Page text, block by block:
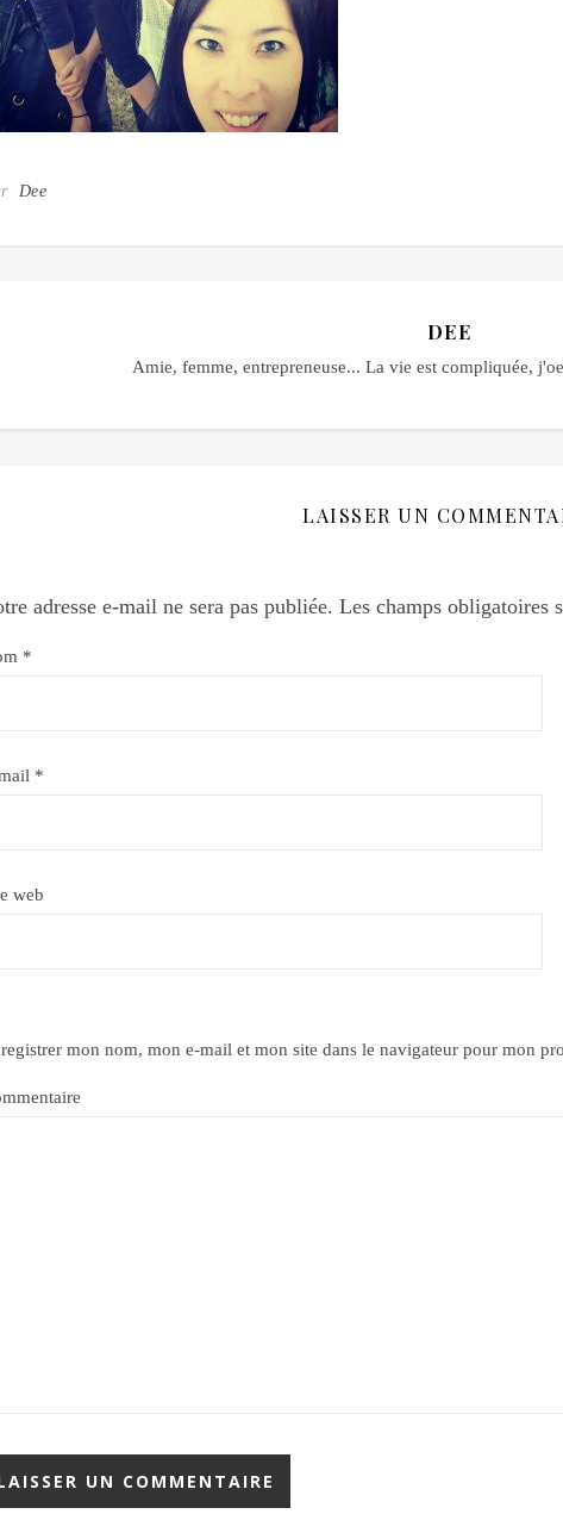
Dee
DEE
Amie, femme, entrepreneuse... La vie est compliquée,
LAISSER UN
adresse e-mail ne sera pas publiée. Les champs obligatoires
*
*
web
mon nom, mon e-mail et mon site dans le navigateur pour mon